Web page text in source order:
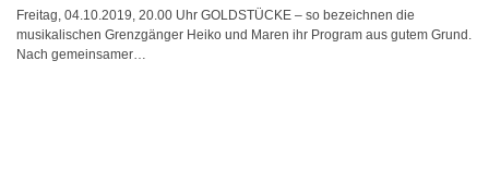
Freitag, 04.10.2019, 20.00 Uhr GOLDSTÜCKE – so bezeichnen die
musikalischen Grenzgänger Heiko und Maren ihr Program aus gutem Grund.
Nach gemeinsamer…